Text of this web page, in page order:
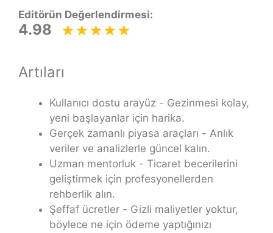
Editörün Değerlendirmesi:
4.98
Artıları
Kullanıcı dostu arayüz - Gezinmesi kolay,
yeni başlayanlar için harika.
Gerçek zamanlı piyasa araçları - Anlık
veriler ve analizlerle güncel kalın.
Uzman mentorluk - Ticaret becerilerini
geliştirmek için profesyonellerden
rehberlik alın.
Şeffaf ücretler - Gizli maliyetler yoktur,
böylece ne için ödeme yaptığınızı